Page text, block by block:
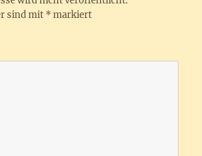
sind mit * markiert